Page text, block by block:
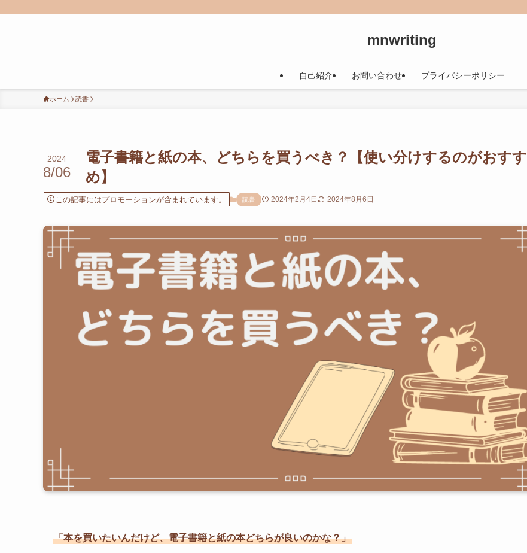
mnwriting
自己紹介 お問い合わせ プライバシーポリシー
ホーム 読書
電子書籍と紙の本、どちらを買うべき？【使い分けするのがおすす
め】
2024
8/06
この記事にはプロモーションが含まれています。 読書 2024年2月4日 2024年8月6日
「本を買いたいんだけど、電子書籍と紙の本どちらが良いのかな？」